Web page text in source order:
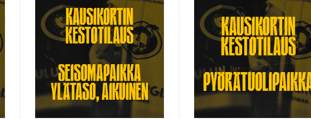
825,00 725,00€